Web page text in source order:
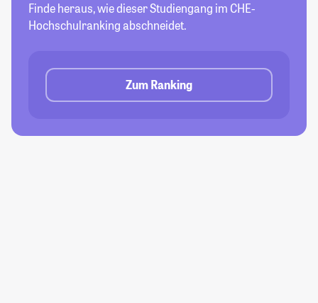
Finde heraus, wie dieser Studiengang im CHE-
Hochschulranking abschneidet.
Zum Ranking